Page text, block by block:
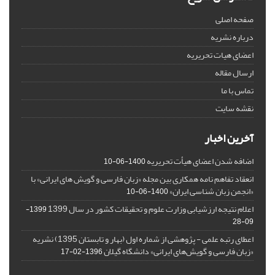
صفحه اصلی
درباره نشریه
اعضای هیات تحریریه
ارسال مقاله
تماس با ما
نقشه سایت
آخرین اخبار
اضافه شدن اعضای هیأت تحریریه1400-06-10
انعقاد تفاهم نامه همکاری بین مجله «زبان فارسی و گویش های ایرانی» با
«انجمن زبان شناسی ایران»1400-06-10
اعلام نتیجه ارزشیابی وزارت علوم و تحقیقات کشور در سال 1399
1399-
09-28
اعطای رتبه علمی - پژوهشی از شماره اول (بهار و تابستان 1395) نشریه
«زبان فارسی و گویش‌های ایرانی» دانشگاه گیلان1396-02-17